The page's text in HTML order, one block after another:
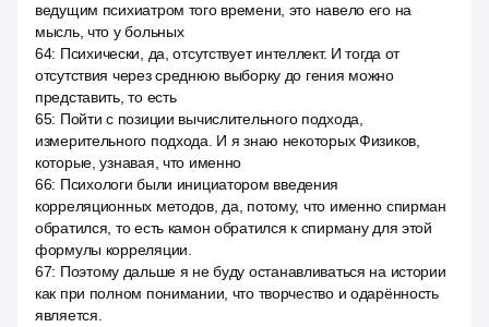
ведущим психиатром того времени, это навело его на
мысль, что у больных
64: Психически, да, отсутствует интеллект. И тогда от
отсутствия через среднюю выборку до гения можно
представить, то есть
65: Пойти с позиции вычислительного подхода,
измерительного подхода. И я знаю некоторых Физиков,
которые, узнавая, что именно
66: Психологи были инициатором введения
корреляционных методов, да, потому, что именно спирман
обратился, то есть камон обратился к спирману для этой
формулы корреляции.
67: Поэтому дальше я не буду останавливаться на истории
как при полном понимании, что творчество и одарённость
является.